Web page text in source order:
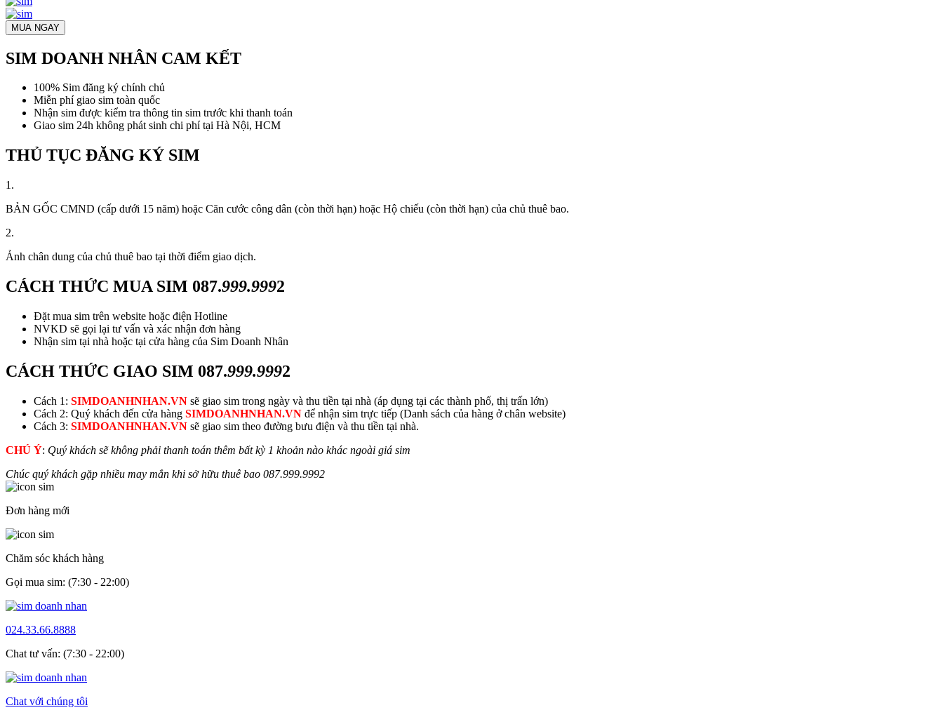
MUA NGAY
SIM DOANH NHÂN CAM KẾT
100% Sim đăng ký chính chủ
Miễn phí giao sim toàn quốc
Nhận sim được kiểm tra thông tin sim trước khi thanh toán
Giao sim 24h không phát sinh chi phí tại Hà Nội, HCM
THỦ TỤC ĐĂNG KÝ SIM
1.
BẢN GỐC CMND (cấp dưới 15 năm) hoặc Căn cước công dân (còn thời hạn) hoặc Hộ chiếu (còn thời hạn) của chủ thuê bao.
2.
Ảnh chân dung của chủ thuê bao tại thời điểm giao dịch.
CÁCH THỨC MUA SIM 087.999.9992
Đặt mua sim trên website hoặc điện Hotline
NVKD sẽ gọi lại tư vấn và xác nhận đơn hàng
Nhận sim tại nhà hoặc tại cửa hàng của Sim Doanh Nhân
CÁCH THỨC GIAO SIM 087.999.9992
Cách 1: SIMDOANHNHAN.VN sẽ giao sim trong ngày và thu tiền tại nhà (áp dụng tại các thành phố, thị trấn lớn)
Cách 2: Quý khách đến cửa hàng SIMDOANHNHAN.VN để nhận sim trực tiếp (Danh sách của hàng ở chân website)
Cách 3: SIMDOANHNHAN.VN sẽ giao sim theo đường bưu điện và thu tiền tại nhà.
CHÚ Ý: Quý khách sẽ không phải thanh toán thêm bất kỳ 1 khoản nào khác ngoài giá sim
Chúc quý khách gặp nhiều may mắn khi sở hữu thuê bao 087.999.9992
Đơn hàng mới
Chăm sóc khách hàng
Gọi mua sim: (7:30 - 22:00)
024.33.66.8888
Chat tư vấn: (7:30 - 22:00)
Chat với chúng tôi